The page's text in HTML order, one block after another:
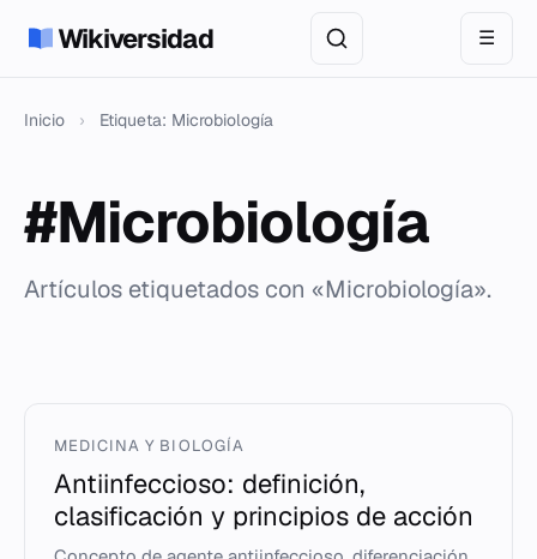
Wikiversidad ☰
Inicio › Etiqueta: Microbiología
#Microbiología
Artículos etiquetados con «Microbiología».
MEDICINA Y BIOLOGÍA
Antiinfeccioso: definición,
clasificación y principios de acción